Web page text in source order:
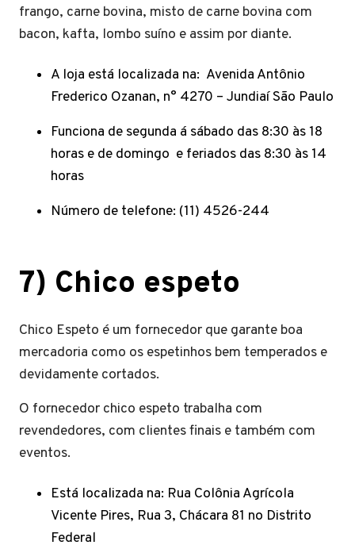
frango, carne bovina, misto de carne bovina com
bacon, kafta, lombo suíno e assim por diante.
A loja está localizada na: Avenida Antônio
Frederico Ozanan, n° 4270 – Jundiaí São Paulo
Funciona de segunda á sábado das 8:30 às 18
horas e de domingo e feriados das 8:30 às 14
horas
Número de telefone: (11) 4526-244
7) Chico espeto
Chico Espeto é um fornecedor que garante boa
mercadoria como os espetinhos bem temperados e
devidamente cortados.
O fornecedor chico espeto trabalha com
revendedores, com clientes finais e também com
eventos.
Está localizada na: Rua Colônia Agrícola
Vicente Pires, Rua 3, Chácara 81 no Distrito
Federal